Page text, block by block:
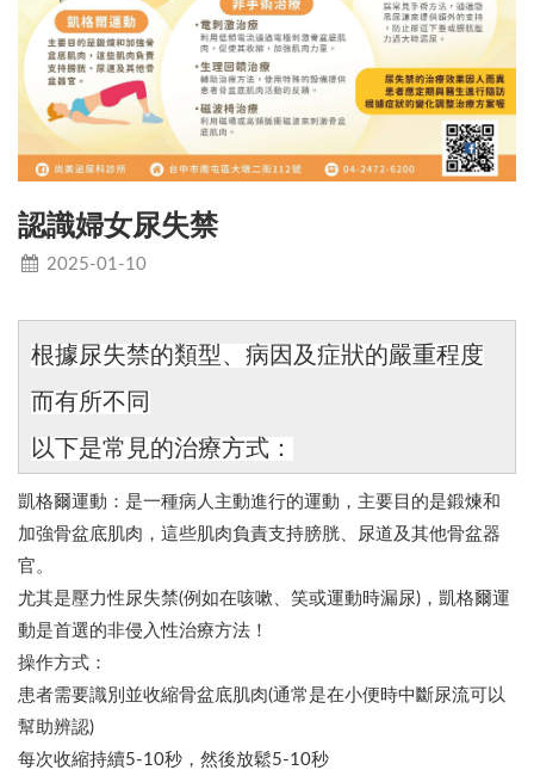
認識婦女尿失禁
2025-01-10
根據尿失禁的類型、病因及症狀的嚴重程度
而有所不同
以下是常見的治療方式：
凱格爾運動：是一種病人主動進行的運動，主要目的是鍛煉和
加強骨盆底肌肉，這些肌肉負責支持膀胱、尿道及其他骨盆器
官。
尤其是壓力性尿失禁(例如在咳嗽、笑或運動時漏尿)，凱格爾運
動是首選的非侵入性治療方法！
操作方式：
患者需要識別並收縮骨盆底肌肉(通常是在小便時中斷尿流可以
幫助辨認)
每次收縮持續5-10秒，然後放鬆5-10秒